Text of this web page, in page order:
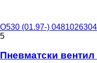
O530 (01.97-)
5
Пневматски вентил